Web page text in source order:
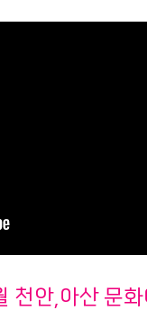
천안,아산 문